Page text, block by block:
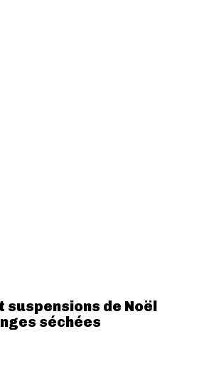
suspensions de Noël
séchées